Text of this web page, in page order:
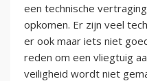
een technische
opkomen. Er zijn veel
er ook maar iets niet
reden om een vliegtuig
veiligheid wordt niet